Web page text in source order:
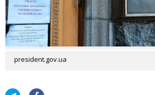
president.gov.ua